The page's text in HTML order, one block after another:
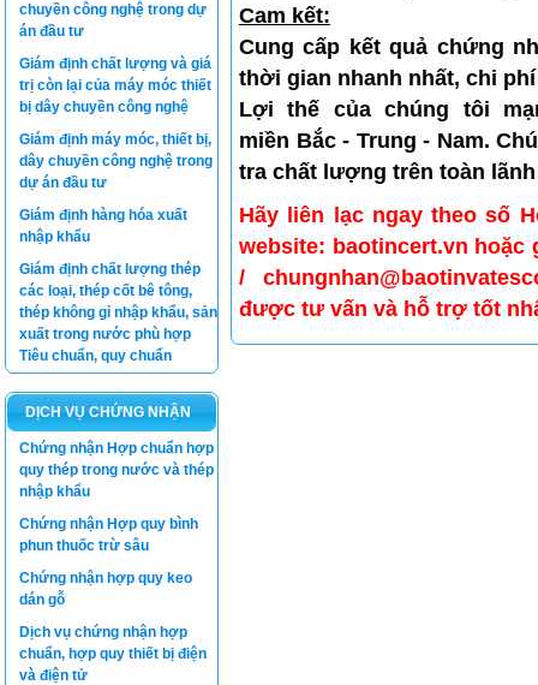
chuyền công nghệ trong dự
án đầu tư
Giám định chất lượng và giá
trị còn lại của máy móc thiết
bị dây chuyền công nghệ
Giám định máy móc, thiết bị,
dây chuyền công nghệ trong
dự án đầu tư
Giám định hàng hóa xuất
nhập khẩu
Giám định chất lượng thép
các loại, thép cốt bê tông,
thép không gỉ nhập khẩu, sản
xuất trong nước phù hợp
Tiêu chuẩn, quy chuẩn
DỊCH VỤ CHỨNG NHẬN
Chứng nhận Hợp chuẩn hợp
quy thép trong nước và thép
nhập khẩu
Chứng nhận Hợp quy bình
phun thuốc trừ sâu
Chứng nhận hợp quy keo
dán gỗ
Dịch vụ chứng nhận hợp
chuẩn, hợp quy thiết bị điện
và điện tử
Cam kết:
Cung cấp kết quả chứng
thời gian nhanh nhất, chi
Lợi thế của chúng tôi
miền Bắc - Trung - Nam.
tra chất lượng trên toàn
Hãy liên lạc ngay theo số
website: baotincert.vn hoặc
/
được tư vấn và hỗ trợ tốt